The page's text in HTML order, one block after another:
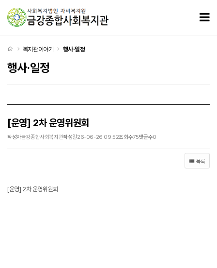
처음으로
복지관이야기 행사·일정
행사·일정
[운영] 2차 운영위원회
작성자금강종합사회복지관작성일26-06-26 09:52조회수75댓글수0
목록
[운영] 2차 운영위원회